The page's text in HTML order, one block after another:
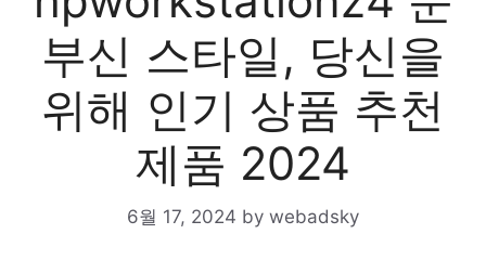
부신 스타일, 당신을
위해 인기 상품 추천
제품 2024
6월 17, 2024 by webadsky